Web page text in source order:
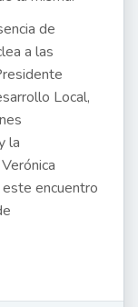
de
a las
Local,
la
encuentro